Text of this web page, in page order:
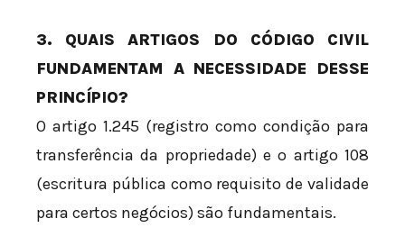
3. QUAIS ARTIGOS DO CÓDIGO CIVIL
FUNDAMENTAM A NECESSIDADE DESSE
PRINCÍPIO?
O artigo 1.245 (registro como condição para
transferência da propriedade) e o artigo 108
(escritura pública como requisito de validade
para certos negócios) são fundamentais.